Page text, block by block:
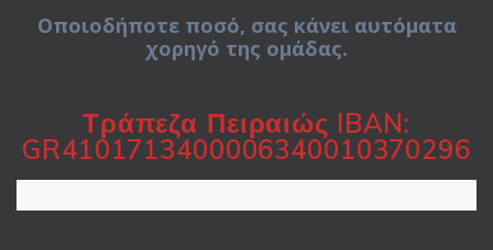
Οποιοδήποτε ποσό, σας κάνει αυτόματα
χορηγό της ομάδας.
Τράπεζα Πειραιώς IBAN:
GR4101713400006340010370296